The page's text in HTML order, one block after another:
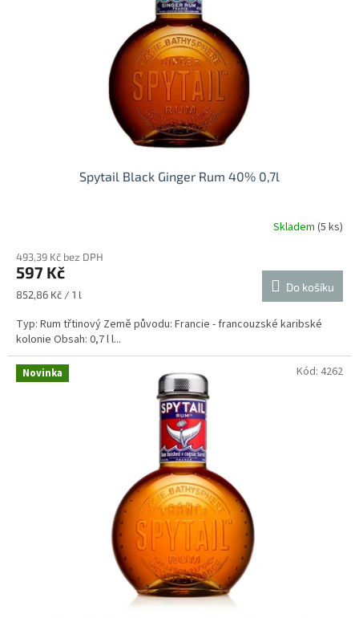
Spytail Black Ginger Rum 40% 0,7l
Skladem (5 ks)
493,39 Kč bez DPH
597 Kč
Měrná
852,86 Kč / 1 l
Do košíku
Typ: Rum třtinový Země původu: Francie - francouzské karibské
kolonie Obsah: 0,7 l l...
Novinka Kód: 4262